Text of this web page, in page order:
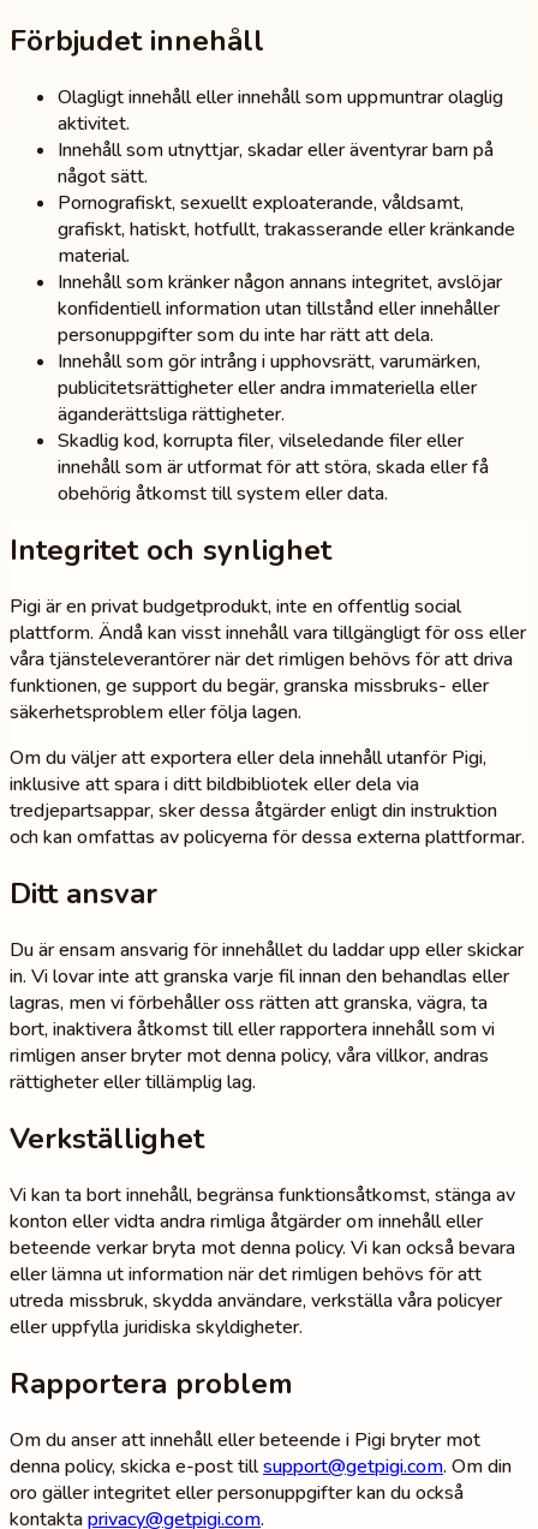
Förbjudet innehåll
Olagligt innehåll eller innehåll som uppmuntrar olaglig
aktivitet.
Innehåll som utnyttjar, skadar eller äventyrar barn på
något sätt.
Pornografiskt, sexuellt exploaterande, våldsamt,
grafiskt, hatiskt, hotfullt, trakasserande eller kränkande
material.
Innehåll som kränker någon annans integritet, avslöjar
konfidentiell information utan tillstånd eller innehåller
personuppgifter som du inte har rätt att dela.
Innehåll som gör intrång i upphovsrätt, varumärken,
publicitetsrättigheter eller andra immateriella eller
äganderättsliga rättigheter.
Skadlig kod, korrupta filer, vilseledande filer eller
innehåll som är utformat för att störa, skada eller få
obehörig åtkomst till system eller data.
Integritet och synlighet
Pigi är en privat budgetprodukt, inte en offentlig social
plattform. Ändå kan visst innehåll vara tillgängligt för oss eller
våra tjänsteleverantörer när det rimligen behövs för att driva
funktionen, ge support du begär, granska missbruks- eller
säkerhetsproblem eller följa lagen.
Om du väljer att exportera eller dela innehåll utanför Pigi,
inklusive att spara i ditt bildbibliotek eller dela via
tredjepartsappar, sker dessa åtgärder enligt din instruktion
och kan omfattas av policyerna för dessa externa plattformar.
Ditt ansvar
Du är ensam ansvarig för innehållet du laddar upp eller skickar
in. Vi lovar inte att granska varje fil innan den behandlas eller
lagras, men vi förbehåller oss rätten att granska, vägra, ta
bort, inaktivera åtkomst till eller rapportera innehåll som vi
rimligen anser bryter mot denna policy, våra villkor, andras
rättigheter eller tillämplig lag.
Verkställighet
Vi kan ta bort innehåll, begränsa funktionsåtkomst, stänga av
konton eller vidta andra rimliga åtgärder om innehåll eller
beteende verkar bryta mot denna policy. Vi kan också bevara
eller lämna ut information när det rimligen behövs för att
utreda missbruk, skydda användare, verkställa våra policyer
eller uppfylla juridiska skyldigheter.
Rapportera problem
Om du anser att innehåll eller beteende i Pigi bryter mot
denna policy, skicka e-post tillsupport@getpigi.com. Om din
oro gäller integritet eller personuppgifter kan du också
kontaktaprivacy@getpigi.com.